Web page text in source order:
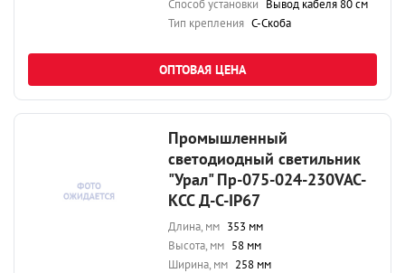
Способ установки Вывод кабеля 80 см
Тип крепления С-Скоба
ОПТОВАЯ ЦЕНА
Промышленный
светодиодный светильник
"Урал" Пр-075-024-230VAC-
КСС Д-С-IP67
Длина, мм 353 мм
Высота, мм 58 мм
Ширина, мм 258 мм